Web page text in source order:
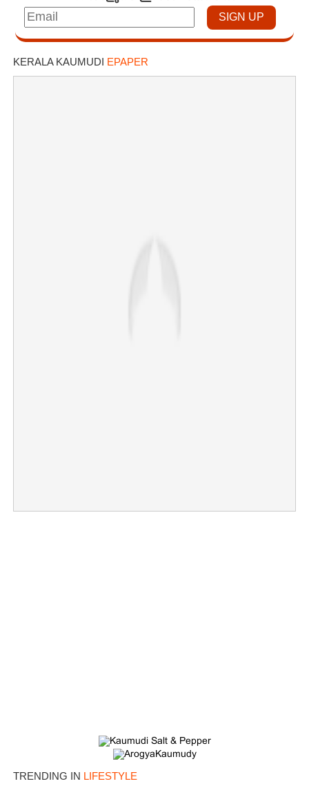
KERALA KAUMUDI EPAPER
TRENDING IN LIFESTYLE